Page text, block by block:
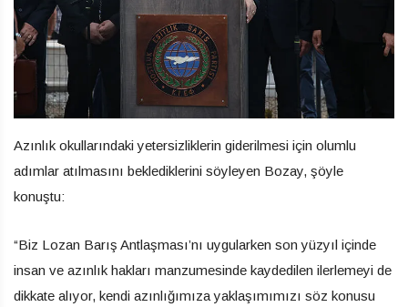
Azınlık okullarındaki yetersizliklerin giderilmesi için olumlu
adımlar atılmasını beklediklerini söyleyen Bozay, şöyle
konuştu:
“Biz Lozan Barış Antlaşması’nı uygularken son yüzyıl içinde
insan ve azınlık hakları manzumesinde kaydedilen ilerlemeyi de
dikkate alıyor, kendi azınlığımıza yaklaşımımızı söz konusu